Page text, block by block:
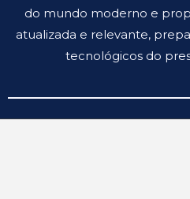
do mundo moderno e
atualizada e relevante,
tecnológicos do